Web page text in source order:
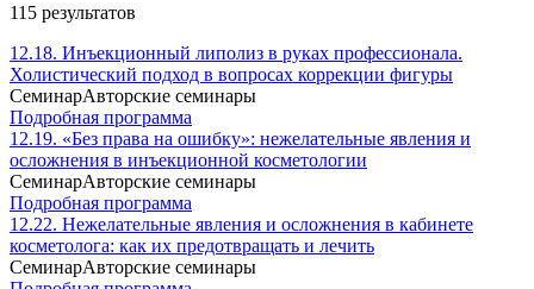
115 результатов
12.18. Инъекционный липолиз в руках профессионала.
Холистический подход в вопросах коррекции фигуры
СеминарАвторские семинары
Подробная программа
12.19. «Без права на ошибку»: нежелательные явления и
осложнения в инъекционной косметологии
СеминарАвторские семинары
Подробная программа
12.22. Нежелательные явления и осложнения в кабинете
косметолога: как их предотвращать и лечить
СеминарАвторские семинары